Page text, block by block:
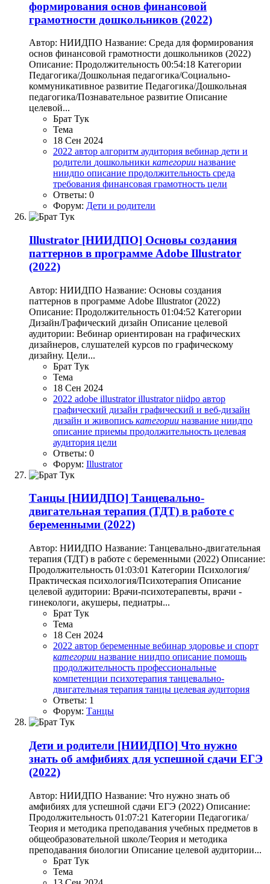
формирования основ финансовой
грамотности дошкольников (2022)
Автор: НИИДПО Название: Среда для формирования
основ финансовой грамотности дошкольников (2022)
Описание: Продолжительность 00:54:18 Категории
Педагогика/Дошкольная педагогика/Социально-
коммуникативное развитие Педагогика/Дошкольная
педагогика/Познавательное развитие Описание
целевой...
Брат Тук
Тема
18 Сен 2024
2022 автор алгоритм аудитория вебинар дети и
родители дошкольники категории название
ниидпо описание продолжительность среда
требования финансовая грамотность цели
Ответы: 0
Форум: Дети и родители
Illustrator [НИИДПО] Основы создания
паттернов в программе Adobe Illustrator
(2022)
Автор: НИИДПО Название: Основы создания
паттернов в программе Adobe Illustrator (2022)
Описание: Продолжительность 01:04:52 Категории
Дизайн/Графический дизайн Описание целевой
аудитории: Вебинар ориентирован на графических
дизайнеров, слушателей курсов по графическому
дизайну. Цели...
Брат Тук
Тема
18 Сен 2024
2022 adobe illustratorillustratorniidpo автор
графический дизайн графический и веб-дизайн
дизайн и живопись категории название ниидпо
описание приемы продолжительность целевая
аудитория цели
Ответы: 0
Форум: Illustrator
Танцы [НИИДПО] Танцевально-
двигательная терапия (ТДТ) в работе с
беременными (2022)
Автор: НИИДПО Название: Танцевально-двигательная
терапия (ТДТ) в работе с беременными (2022) Описание:
Продолжительность 01:03:01 Категории Психология/
Практическая психология/Психотерапия Описание
целевой аудитории: Врачи-психотерапевты, врачи -
гинекологи, акушеры, педиатры...
Брат Тук
Тема
18 Сен 2024
2022 автор беременные вебинар здоровье и спорт
категории название ниидпо описание помощь
продолжительность профессиональные
компетенции психотерапия танцевально-
двигательная терапия танцы целевая аудитория
Ответы: 1
Форум: Танцы
Дети и родители [НИИДПО] Что нужно
знать об амфибиях для успешной сдачи ЕГЭ
(2022)
Автор: НИИДПО Название: Что нужно знать об
амфибиях для успешной сдачи ЕГЭ (2022) Описание:
Продолжительность 01:07:21 Категории Педагогика/
Теория и методика преподавания учебных предметов в
общеобразовательной школе/Теория и методика
преподавания биологии Описание целевой аудитории...
Брат Тук
Тема